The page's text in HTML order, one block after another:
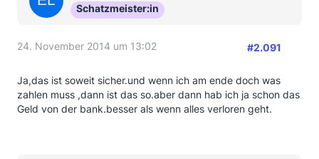
Schatzmeister:in
24. November 2014 um 13:02 #2.091
Ja,das ist soweit sicher.und wenn ich am ende doch was
zahlen muss ,dann ist das so.aber dann hab ich ja schon das
Geld von der bank.besser als wenn alles verloren geht.